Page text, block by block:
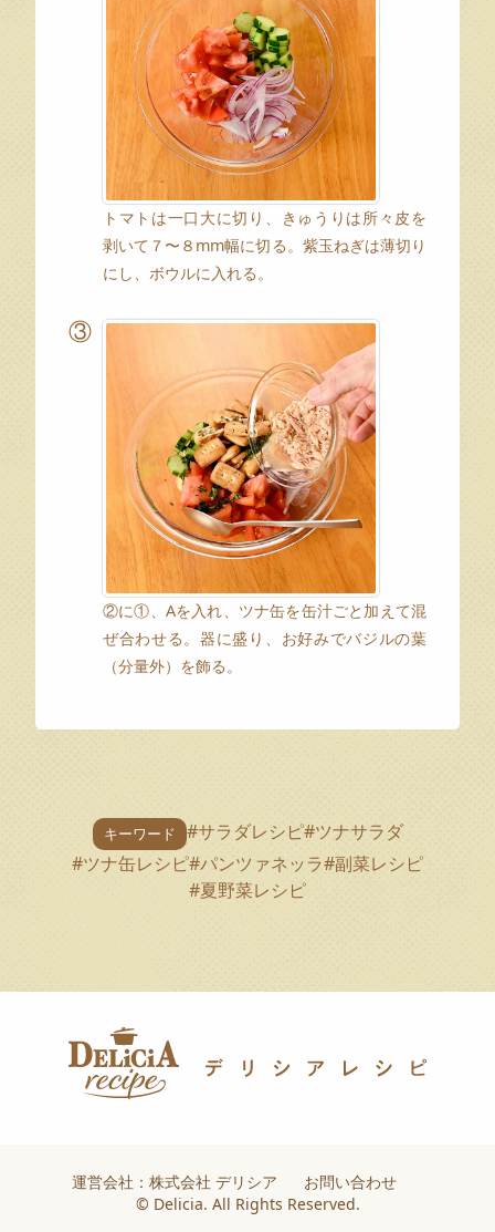
トマトは一口大に切り、きゅうりは所々皮を
剥いて７〜８mm幅に切る。紫玉ねぎは薄切り
にし、ボウルに入れる。
③
②に①、Aを入れ、ツナ缶を缶汁ごと加えて混
ぜ合わせる。器に盛り、お好みでバジルの葉
（分量外）を飾る。
キーワード #サラダレシピ#ツナサラダ
#ツナ缶レシピ#パンツァネッラ#副菜レシピ
#夏野菜レシピ
運営会社：株式会社 デリシア
お問い合わせ
© Delicia. All Rights Reserved.